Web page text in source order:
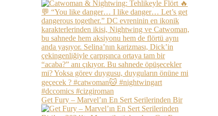
Get Fury – Marvel’ın En Sert Serilerinden Bir